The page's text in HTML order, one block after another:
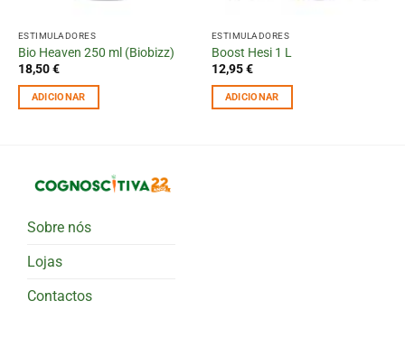
ESTIMULADORES
Bio Heaven 250 ml (Biobizz)
18,50€
ADICIONAR
ESTIMULADORES
Boost Hesi 1 L
12,95€
ADICIONAR
Sobre nós
Lojas
Contactos